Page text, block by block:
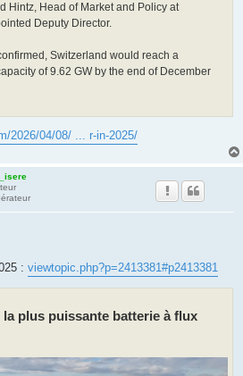
Hintz, Head of Market and Policy at
Deputy Director.
Switzerland would reach a
of 9.62 GW by the end of December
2026/04/08/ ... r-in-2025/
: viewtopic.php?p=2413381#p2413381
plus puissante batterie à flux